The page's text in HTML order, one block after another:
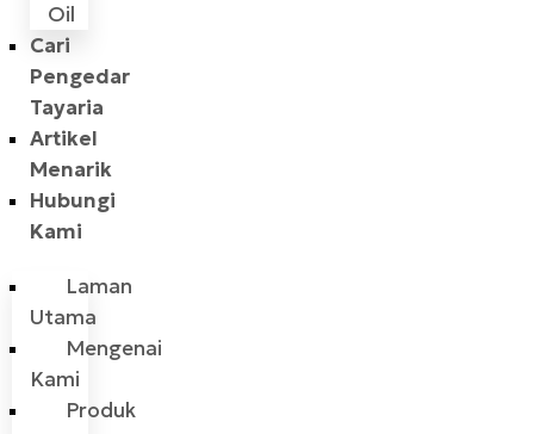
Oil
Cari
Pengedar
Tayaria
Artikel
Menarik
Hubungi
Kami
Laman
Utama
Mengenai
Kami
Produk